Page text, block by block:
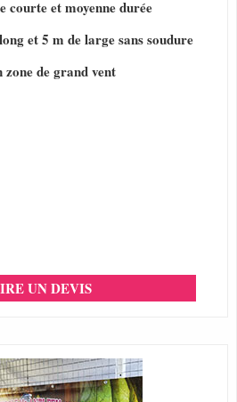
courte et moyenne durée
et 5 m de large sans soudure
de grand vent
UN DEVIS